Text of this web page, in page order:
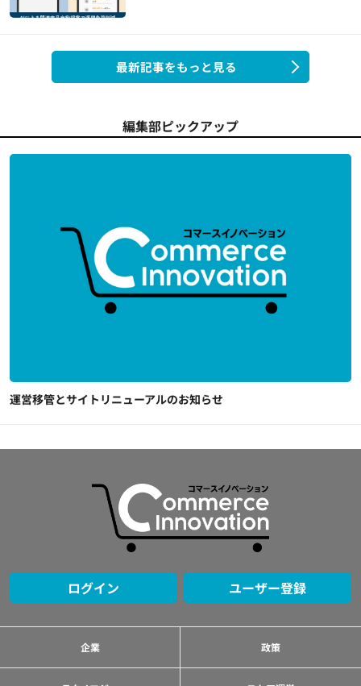
最新記事をもっと見る
編集部ピックアップ
運営移管とサイトリニューアルのお知らせ
ログイン ユーザー登録
企業 政策